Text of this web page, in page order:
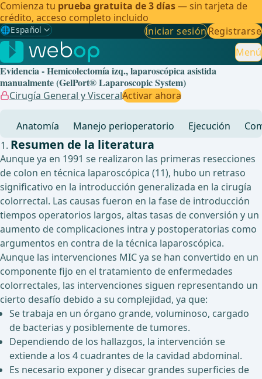
Comienza tu prueba gratuita de 3 días— sin tarjeta de
crédito, acceso completo incluido
🌐Español
Gewählte Sprache: Español
🇩🇪 Alemán
🇬🇧Inglés
🇪🇸Español ✓
🇧🇷Brasileño
Iniciar sesiónRegistrarse
Menú
Evidencia - Hemicolectomía izq., laparoscópica asistida
manualmente (GelPort® Laparoscopic System)
Cirugía General y VisceralActivar ahora
Anatomía Manejo perioperatorio Ejecución
Resumen de la literatura
Aunque ya en 1991 se realizaron las primeras resecciones
de colon en técnica laparoscópica (11), hubo un retraso
significativo en la introducción generalizada en la cirugía
colorrectal. Las causas fueron en la fase de introducción
tiempos operatorios largos, altas tasas de conversión y un
aumento de complicaciones intra y postoperatorias como
argumentos en contra de la técnica laparoscópica.
Aunque las intervenciones MIC ya se han convertido en un
componente fijo en el tratamiento de enfermedades
colorrectales, las intervenciones siguen representando un
cierto desafío debido a su complejidad, ya que:
Se trabaja en un órgano grande, voluminoso, cargado
de bacterias y posiblemente de tumores.
Dependiendo de los hallazgos, la intervención se
extiende a los 4 cuadrantes de la cavidad abdominal.
Es necesario exponer y disecar grandes superficies de